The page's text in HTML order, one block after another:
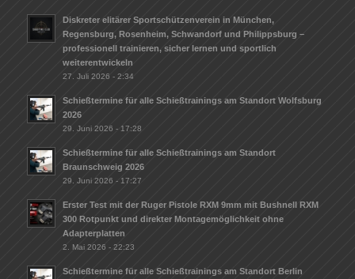
Diskreter elitärer Sportschützenverein in München,
Regensburg, Rosenheim, Schwandorf und Philippsburg –
professionell trainieren, sicher lernen und sportlich
weiterentwickeln
27. Juli 2026 - 2:34
Schießtermine für alle Schießtrainings am Standort Wolfsburg
2026
29. Juni 2026 - 17:28
Schießtermine für alle Schießtrainings am Standort
Braunschweig 2026
29. Juni 2026 - 17:27
Erster Test mit der Ruger Pistole RXM 9mm mit Bushnell RXM
300 Rotpunkt und direkter Montagemöglichkeit ohne
Adapterplatten
2. Mai 2026 - 22:23
Schießtermine für alle Schießtrainings am Standort Berlin